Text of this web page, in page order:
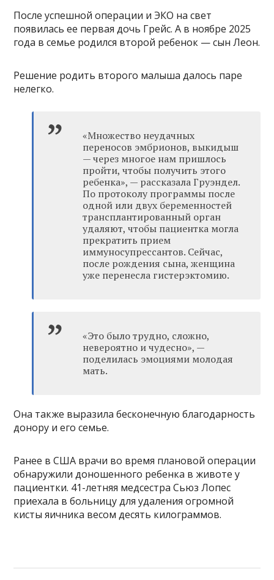
После успешной операции и ЭКО на свет
появилась ее первая дочь Грейс. А в ноябре 2025
года в семье родился второй ребенок — сын Леон.
Решение родить второго малыша далось паре
нелегко.
«Множество неудачных
переносов эмбрионов, выкидыш
— через многое нам пришлось
пройти, чтобы получить этого
ребенка», — рассказала Груэндел.
По протоколу программы после
одной или двух беременностей
трансплантированный орган
удаляют, чтобы пациентка могла
прекратить прием
иммуносупрессантов. Сейчас,
после рождения сына, женщина
уже перенесла гистерэктомию.
«Это было трудно, сложно,
невероятно и чудесно», —
поделилась эмоциями молодая
мать.
Она также выразила бесконечную благодарность
донору и его семье.
Ранее в США врачи во время плановой операции
обнаружили доношенного ребенка в животе у
пациентки. 41-летняя медсестра Сьюз Лопес
приехала в больницу для удаления огромной
кисты яичника весом десять килограммов.